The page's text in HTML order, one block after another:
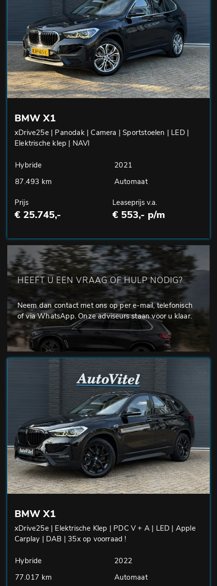
BMW X1
xDrive25e | Panodak | Camera | Sportstoelen | LED |
Elektrische klep | NAVI
Hybride
2021
87.493 km
Automaat
Prijs
€ 25.745,-
Leaseprijs v.a.
€ 553,- p/m
HEEFT U EEN VRAAG OF HULP NODIG?
Neem dan contact met ons op per e-mail, telefonisch
of via WhatsApp. Onze adviseurs staan voor u klaar.
BMW X1
xDrive25e | Elektrische Klep | PDC V + A | LED | Apple
Carplay | DAB | 35x op voorraad !
Hybride
2022
77.017 km
Automaat